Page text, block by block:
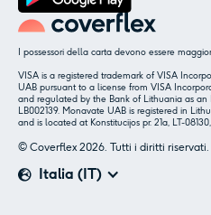
I possessori della carta devono essere
VISA is a registered trademark of VISA
UAB pursuant to a license from VISA
and regulated by the Bank of Lithuania as an
LB002139. Monavate UAB is registered in
and is located at Konstitucijos pr. 21a, LT-
Italia (IT)
© Coverflex 2026. Tutti i diritti riservati.